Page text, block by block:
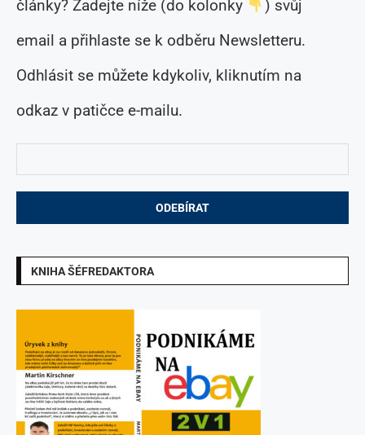
články? Zadejte níže (do kolonky
) svůj
email a přihlaste se k odběru Newsletteru.
Odhlásit se můžete kdykoliv, kliknutím na
odkaz v patičce e-mailu.
KNIHA ŠÉFREDAKTORA